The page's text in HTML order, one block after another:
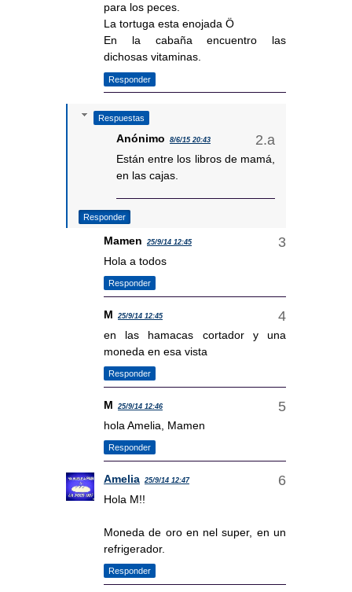
para los peces.
La tortuga esta enojada Ö
En la cabaña encuentro las
dichosas vitaminas.
Responder
Respuestas
Anónimo 8/6/15 20:43
Están entre los libros de mamá,
en las cajas.
Responder
Mamen 25/9/14 12:45
Hola a todos
Responder
M 25/9/14 12:45
en las hamacas cortador y una
moneda en esa vista
Responder
M 25/9/14 12:46
hola Amelia, Mamen
Responder
Amelia 25/9/14 12:47
Hola M!!
Moneda de oro en nel super, en un
refrigerador.
Responder